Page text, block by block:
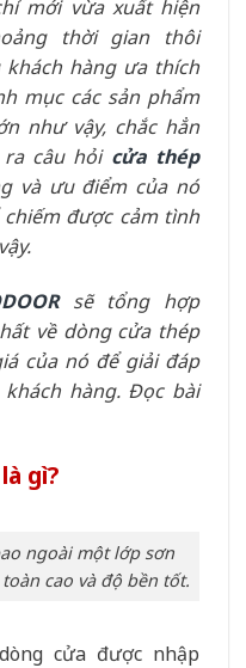
mới vừa xuất hiện
thời gian thôi
hàng ưa thích
mục các sản phẩm
như vậy, chắc hẳn
câu hỏi cửa thép
và ưu điểm của nó
được cảm tình
sẽ tổng hợp
về dòng cửa thép
của nó để giải đáp
hàng. Đọc bài
gì?
ngoài một lớp sơn
cao và độ bền tốt.
cửa được nhập